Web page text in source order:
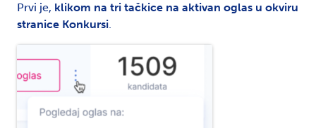
Prvi je, klikom na tri tačkice na aktivan oglas u okviru
stranice Konkursi.